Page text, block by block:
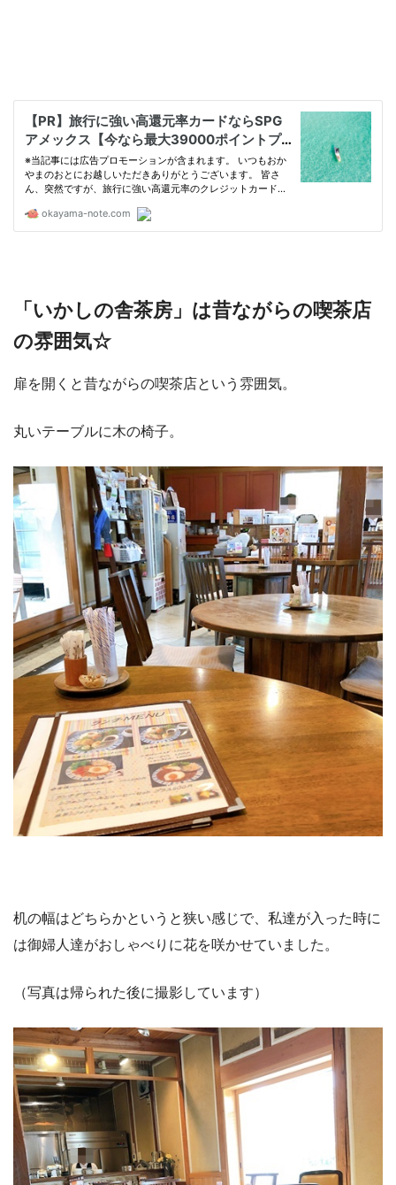
「いかしの舎茶房」は昔ながらの喫茶店
の雰囲気☆
扉を開くと昔ながらの喫茶店という雰囲気。
丸いテーブルに木の椅子。
机の幅はどちらかというと狭い感じで、私達が入った時に
は御婦人達がおしゃべりに花を咲かせていました。
（写真は帰られた後に撮影しています）